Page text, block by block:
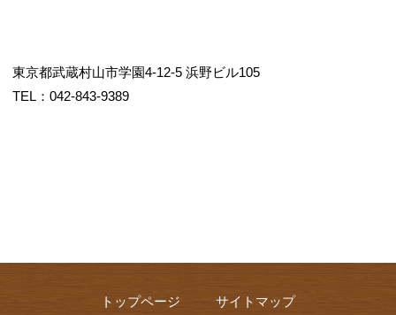
東京都武蔵村山市学園4-12-5 浜野ビル105
TEL：042-843-9389
トップページ サイトマップ